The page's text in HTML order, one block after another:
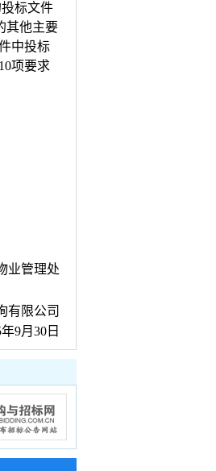
标文件
其他主要
中投标
项要求
业管理处
有限公司
年9月 30 日